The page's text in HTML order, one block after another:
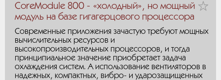
CoreModule 800 - «холодный», но мощный
модуль на базе гигагерцового процессора
Современные приложения зачастую требуют мощных
вычислительных ресурсов и
высокопроизводительных процессоров, и тогда
принципиальное значение приобретает задача
охлаждения систем. А использование вентиляторов в
надежных, компактных, вибро- и ударозащищенных